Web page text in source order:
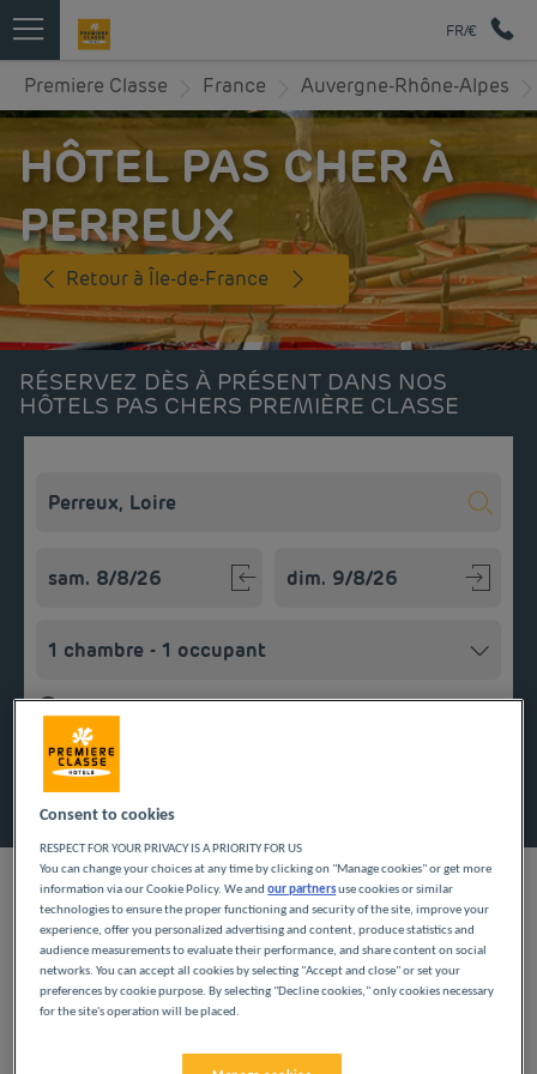
FR/€
Premiere Classe France Auvergne-Rhône-Alpes
HÔTEL PAS CHER À
PERREUX
Retour à Île-de-France
RÉSERVEZ DÈS À PRÉSENT DANS NOS
HÔTELS PAS CHERS PREMIÈRE CLASSE
Ajouter un code
Tout au long de l’année, quel que soit le moment, les hôtels pas
chers Première Classe à Perreux vous proposent : un parking
accessible, un accès wifi gratuit, des chambres pas chères tout
vous permettent de prévoir une arrivée anticipée et un départ
Consent to cookies
RESPECT FOR YOUR PRIVACY IS A PRIORITY FOR US
You can change your choices at any time by clicking on "Manage cookies" or get more
information via our Cookie Policy. We andour partnersuse cookies or similar
technologies to ensure the proper functioning and security of the site, improve your
experience, offer you personalized advertising and content, produce statistics and
audience measurements to evaluate their performance, and share content on social
networks. You can accept all cookies by selecting "Accept and close" or set your
preferences by cookie purpose. By selecting "Decline cookies," only cookies necessary
for the site's operation will be placed.